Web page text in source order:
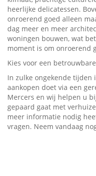
heerlijke delicatessen.
onroerend goed alleen
dag meer en meer
woningen bouwen, wat
moment is om onroerend
Kies voor een
In zulke ongekende
aankopen doet via een
Mercers en wij helpen u
gepaard gaat met
meer informatie nodig
vragen. Neem vandaag